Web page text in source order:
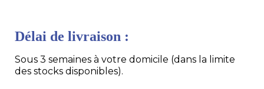
Délai de livraison :
Sous 3 semaines à votre domicile (dans la limite
des stocks disponibles).